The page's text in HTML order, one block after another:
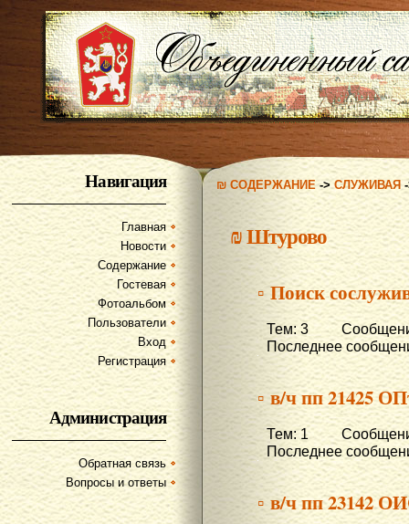
Навигация
Главная
Новости
Содержание
Гостевая
Фотоальбом
Пользователи
Вход
Регистрация
Администрация
Обратная связь
Вопросы и ответы
₪ СОДЕРЖАНИЕ->СЛУЖИВАЯ
₪Штурово
▫ Поиск
Тем: 3
Последнее
▫ в/ч пп 21425
Тем: 1
Последнее
▫ в/ч пп 23142